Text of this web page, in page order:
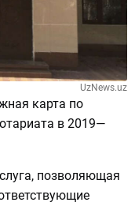
UzNews.uz
карта по
в 2019—
позволяющая